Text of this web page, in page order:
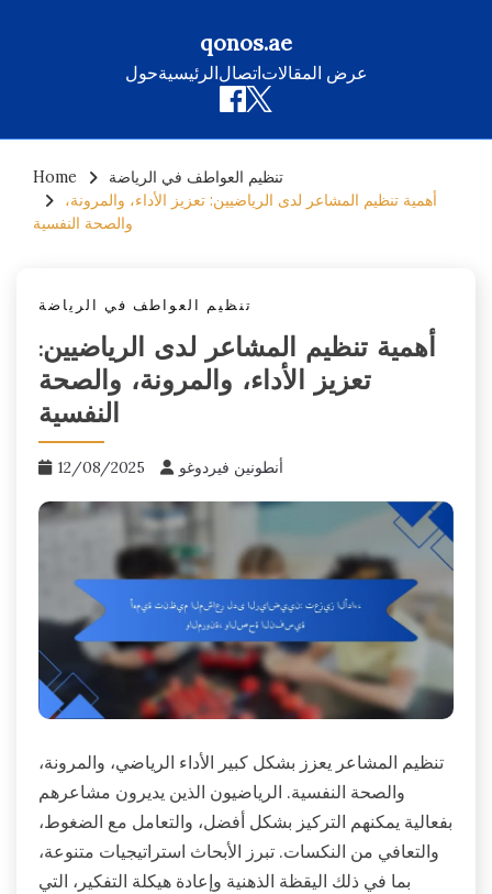
qonos.ae
حولالرئيسيةاتصالعرض المقالات
content
Home
تنظيم العواطف في الرياضة
أهمية تنظيم المشاعر لدى الرياضيين: تعزيز الأداء، والمرونة،
والصحة النفسية
تنظيم العواطف في الرياضة
أهمية تنظيم المشاعر لدى الرياضيين:
تعزيز الأداء، والمرونة، والصحة
النفسية
12/08/2025 أنطونين فيردوغو
تنظيم المشاعر يعزز بشكل كبير الأداء الرياضي، والمرونة،
والصحة النفسية. الرياضيون الذين يديرون مشاعرهم
بفعالية يمكنهم التركيز بشكل أفضل، والتعامل مع الضغوط،
والتعافي من النكسات. تبرز الأبحاث استراتيجيات متنوعة،
بما في ذلك اليقظة الذهنية وإعادة هيكلة التفكير، التي